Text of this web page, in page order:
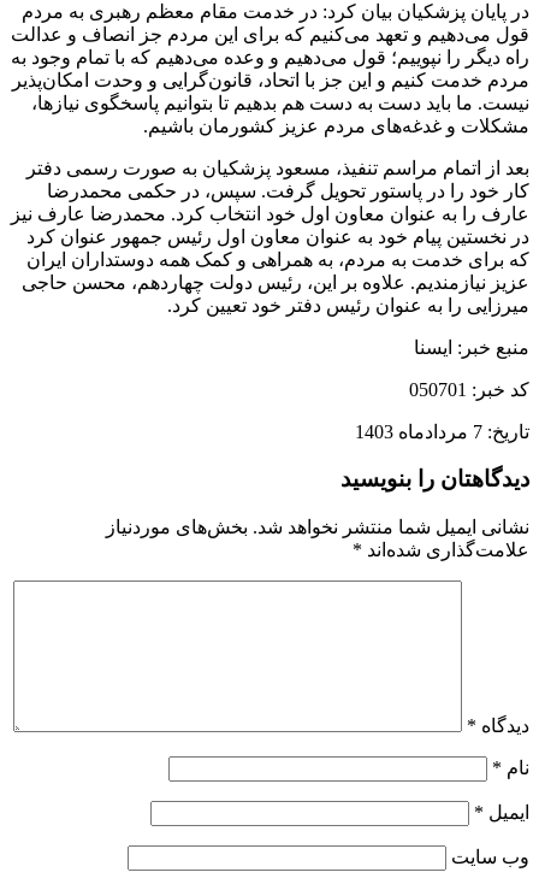
در پایان پزشکیان بیان کرد: در خدمت مقام معظم رهبری به مردم
قول می‌دهیم و تعهد می‌کنیم که برای این مردم جز انصاف و عدالت
راه دیگر را نپوییم؛ قول می‌دهیم و وعده می‌دهیم که با تمام وجود به
مردم خدمت کنیم و این جز با اتحاد، قانون‌گرایی و وحدت امکان‌پذیر
نیست. ما باید دست به دست هم بدهیم تا بتوانیم پاسخگوی نیازها،
مشکلات و غدغه‌های مردم عزیز کشورمان باشیم.
بعد از اتمام مراسم تنفیذ، مسعود پزشکیان به صورت رسمی دفتر
کار خود را در پاستور تحویل گرفت. سپس، در حکمی محمدرضا
عارف را به عنوان معاون اول خود انتخاب کرد. محمدرضا عارف نیز
در نخستین پیام خود به عنوان معاون اول رئیس جمهور عنوان کرد
که برای خدمت به مردم، به همراهی و کمک همه دوستداران ایران
عزیز نیازمندیم. علاوه بر این، رئیس دولت چهاردهم، محسن حاجی
میرزایی را به عنوان رئیس دفتر خود تعیین کرد.
منبع خبر: ایسنا
کد خبر: 050701
تاریخ: 7 مردادماه 1403
دیدگاهتان را بنویسید
نشانی ایمیل شما منتشر نخواهد شد. بخش‌های موردنیاز
علامت‌گذاری شده‌اند *
دیدگاه *
نام *
ایمیل *
وب‌ سایت